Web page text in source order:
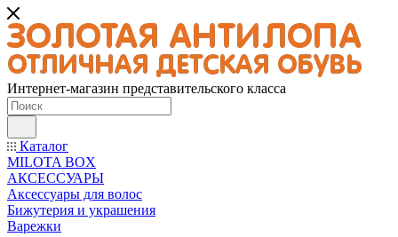
Интернет-магазин представительского класса
Каталог
MILOTA BOX
АКСЕССУАРЫ
Аксессуары для волос
Бижутерия и украшения
Варежки